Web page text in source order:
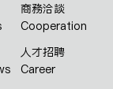
商務洽談
Cooperation
人才招聘
Career